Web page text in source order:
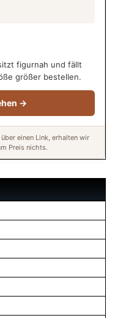
figurnah und fällt
größer bestellen.
→
einen Link, erhalten wir
Preis nichts.